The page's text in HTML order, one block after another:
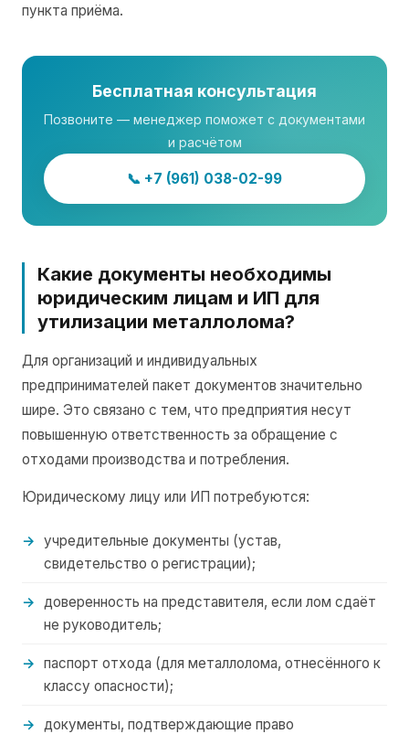
пункта приёма.
Бесплатная консультация
Позвоните — менеджер поможет с документами
и расчётом
📞 +7 (961) 038-02-99
Какие документы необходимы
юридическим лицам и ИП для
утилизации металлолома?
Для организаций и индивидуальных
предпринимателей пакет документов значительно
шире. Это связано с тем, что предприятия несут
повышенную ответственность за обращение с
отходами производства и потребления.
Юридическому лицу или ИП потребуются:
учредительные документы (устав,
свидетельство о регистрации);
доверенность на представителя, если лом сдаёт
не руководитель;
паспорт отхода (для металлолома, отнесённого к
классу опасности);
документы, подтверждающие право